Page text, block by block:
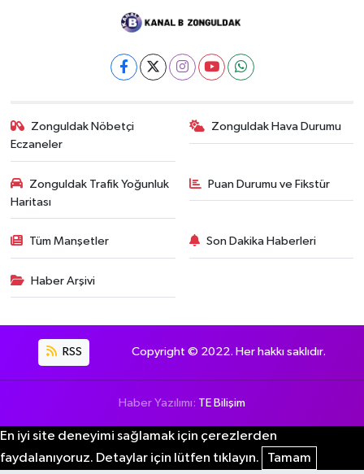
Zonguldak Nöbetçi
Eczaneler
Zonguldak Hava Durumu
Zonguldak Trafik Yoğunluk
Haritası
Puan Durumu ve Fikstür
Tüm Manşetler Son Dakika Haberleri
Haber Arşivi
RSS Copyright © 2022. Her hakkı saklıdır.
Haber Yazılımı: TE Bilişim
En iyi site deneyimi sağlamak için çerezlerden
faydalanıyoruz. Detaylar için lütfen tıklayın.
Tamam